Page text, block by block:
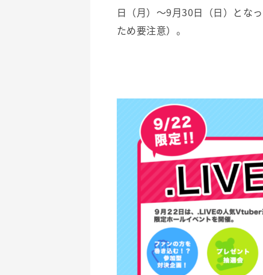
日（月）～9月30日（日）とな
ため要注意）。